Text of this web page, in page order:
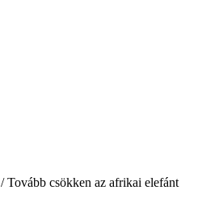
/ Tovább csökken az afrikai elefánt